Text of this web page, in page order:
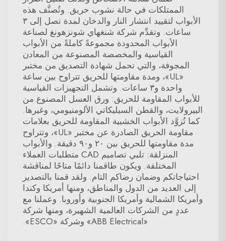
الممتلكات في حالة نشوب حريق. وتُصنَّف هذه
الأبواب لتقييد انتشار النار والدخان لمدة تصل إلى ٣
ساعات. وتقدِّم شركة شنغهاي شونزهونغ لصناعة
الأبواب المحدودة مجموعةً كاملةً من الأبواب
القياسية والمخصصة المصنوعة من المعادن
المجوفة، والتي تحمل شهادة التصديق من مختبر
«UL»، ومدة مقاومتها للحريق تتراوح بين ساعة
واحدة و٣ ساعات. وتشمل التجهيزات القياسية
للأبواب المقاومة للحريق: ورق العسل المصنوع من
البيرولايت، والقطن السيليكاتي الألومنيومي، وغيرها.
كما تُزوَّد الأبواب الخشبية المقاومة للحريق بعلامات
مقاومة الحريق الصادرة عن مختبر «UL»، وتتراوح
مدة مقاومتها للحريق بين ٢٠ و٩٠ دقيقة. والأبواب
المنزلقة: تلبي تصاميم CAD متطلبات العملاء
المختلفة. ويكون طاقمنا دائمًا متاحًا لمناقشة
احتياجاتكم وضمان رضاكم التام. ولقد قمنا بالتصدير
إلى العديد من الدول والمناطق، ومنها أمريكا وكندا
وأمريكا الشمالية وأمريكا الجنوبية وأوروبا. وعملنا مع
عددٍ من الشركات العالمية الشهيرة، ومنها شركة
«ABB Electrical» وشركة «ESCO».